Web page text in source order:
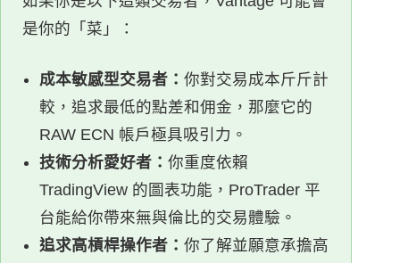
是你的「菜」：
成本敏感型交易者：你對交易成本斤斤計
較，追求最低的點差和佣金，那麼它的
RAW ECN 帳戶極具吸引力。
技術分析愛好者：你重度依賴
TradingView 的圖表功能，ProTrader 平
台能給你帶來無與倫比的交易體驗。
追求高槓桿操作者：你了解並願意承擔高